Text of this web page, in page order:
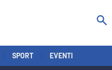
SPORT EVENTI